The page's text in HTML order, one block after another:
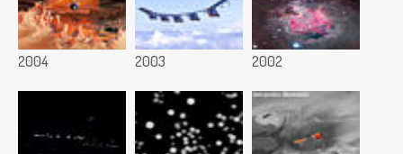
2004 2003 2002